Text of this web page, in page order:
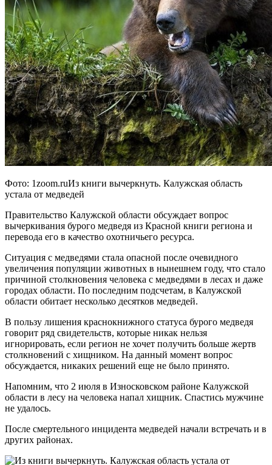
Фото: 1zoom.ruИз книги вычеркнуть. Калужская область
устала от медведей
Правительство Калужской области обсуждает вопрос
вычеркивания бурого медведя из Красной книги региона и
перевода его в качество охотничьего ресурса.
Ситуация с медведями стала опасной после очевидного
увеличения популяции животных в нынешнем году, что стало
причиной столкновения человека с медведями в лесах и даже
городах области. По последним подсчетам, в Калужской
области обитает несколько десятков медведей.
В пользу лишения краснокнижного статуса бурого медведя
говорит ряд свидетельств, которые никак нельзя
игнорировать, если регион не хочет получить больше жертв
столкновений с хищником. На данный момент вопрос
обсуждается, никаких решений еще не было принято.
Напомним, что 2 июля в Износковском районе Калужской
области в лесу на человека напал хищник. Спастись мужчине
не удалось.
После смертельного инцидента медведей начали встречать и в
других районах.